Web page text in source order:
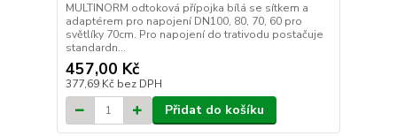
MULTINORM odtoková přípojka bílá se sítkem a
adaptérem pro napojení DN100, 80, 70, 60 pro
světlíky 70cm. Pro napojení do trativodu postačuje
standardn...
457,00 Kč
377,69 Kč bez DPH
Přidat do košíku